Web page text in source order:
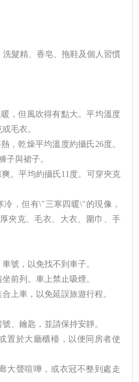
髮精、香皂、拖鞋及個人習慣
，但風吹得有點大。平均溫度
毛衣。
，乾燥平均溫度約攝氏26度。
子與裙子。
。平均約攝氏11度。可穿夾克
，但有\"三寒四暖\"的現像，
夾克、毛衣、大衣、圍巾、手
號，以免找不到車子。
前列。車上禁止吸煙。
上車，以免延誤旅遊行程。
、鑰匙，並請保持安靜。
置於大廳櫃檯，以便同房者使
大聲喧嘩，或衣冠不整到處走